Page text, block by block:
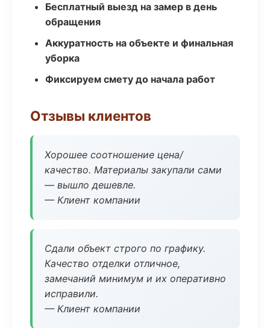
Бесплатный выезд на замер в день
обращения
Аккуратность на объекте и финальная
уборка
Фиксируем смету до начала работ
Отзывы клиентов
Хорошее соотношение цена/
качество. Материалы закупали сами
— вышло дешевле.
— Клиент компании
Сдали объект строго по графику.
Качество отделки отличное,
замечаний минимум и их оперативно
исправили.
— Клиент компании